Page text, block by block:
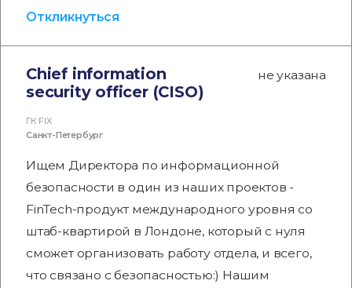
Откликнуться
Chief information
security officer (CISO)
не указана
ГК FIX
Санкт-Петербург
Ищем Директора по информационной
безопасности в один из наших проектов -
FinTech-продукт международного уровня со
штаб-квартирой в Лондоне, который с нуля
сможет организовать работу отдела, и всего,
что связано с безопасностью:) Нашим